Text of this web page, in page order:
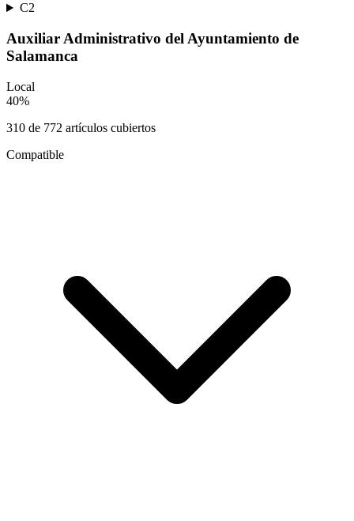
C2
Auxiliar Administrativo del Ayuntamiento de
Salamanca
Local
40%
310 de 772 artículos cubiertos
Compatible